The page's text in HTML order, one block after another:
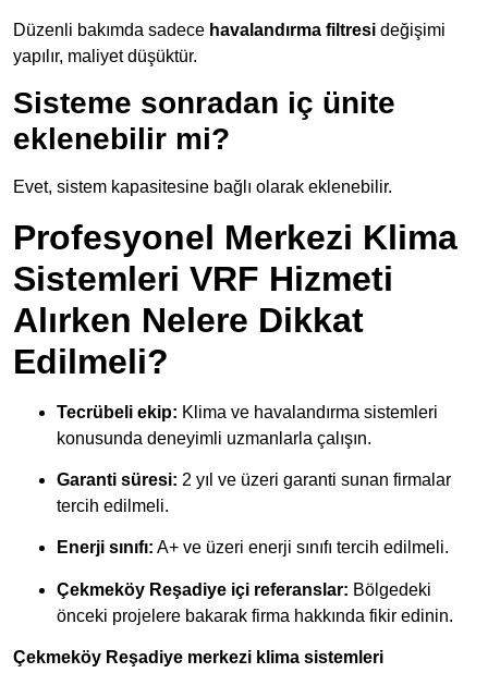
Düzenli bakımda sadece havalandırma filtresi değişimi
yapılır, maliyet düşüktür.
Sisteme sonradan iç ünite
eklenebilir mi?
Evet, sistem kapasitesine bağlı olarak eklenebilir.
Profesyonel Merkezi Klima
Sistemleri VRF Hizmeti
Alırken Nelere Dikkat
Edilmeli?
Tecrübeli ekip: Klima ve havalandırma sistemleri
konusunda deneyimli uzmanlarla çalışın.
Garanti süresi: 2 yıl ve üzeri garanti sunan firmalar
tercih edilmeli.
Enerji sınıfı: A+ ve üzeri enerji sınıfı tercih edilmeli.
Çekmeköy Reşadiye içi referanslar: Bölgedeki
önceki projelere bakarak firma hakkında fikir edinin.
Çekmeköy Reşadiye merkezi klima sistemleri